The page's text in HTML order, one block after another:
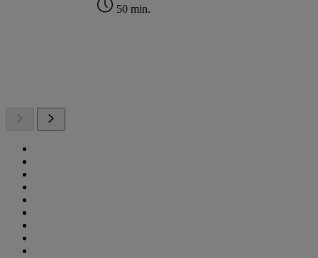
50 min.